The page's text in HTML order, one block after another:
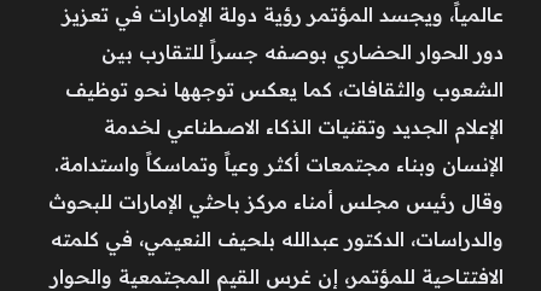
عالمياً، ويجسد المؤتمر رؤية دولة الإمارات في تعزيز
دور الحوار الحضاري بوصفه جسراً للتقارب بين
الشعوب والثقافات، كما يعكس توجهها نحو توظيف
الإعلام الجديد وتقنيات الذكاء الاصطناعي لخدمة
الإنسان وبناء مجتمعات أكثر وعياً وتماسكاً واستدامة.
وقال رئيس مجلس أمناء مركز باحثي الإمارات للبحوث
والدراسات، الدكتور عبدالله بلحيف النعيمي، في كلمته
الافتتاحية للمؤتمر، إن غرس القيم المجتمعية والحوار